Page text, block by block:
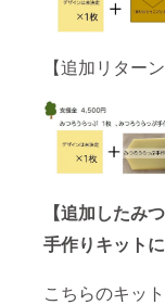
【追加リターン
【追加したみ
手作りキットに
こちらのキッ